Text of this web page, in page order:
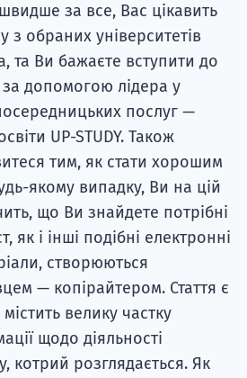
за все, Вас цікавить
обраних університетів
та Ви бажаєте вступити до
допомогою лідера у
послуг —
UP-STUDY. Також
тим, як стати хорошим
якому випадку, Ви на цій
що Ви знайдете потрібні
як і інші подібні електронні
створюються
— копірайтером. Стаття є
велику частку
щодо діяльності
котрий розглядається. Як